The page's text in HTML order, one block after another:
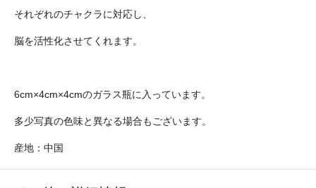
それぞれのチャクラに対応し、
脳を活性化させてくれます。
6cm×4cm×4cmのガラス瓶に入っています。
多少写真の色味と異なる場合もございます。
産地：中国